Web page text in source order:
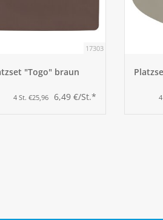
17303
"Togo" braun
4 St. €25,96 6,49 €/St.*